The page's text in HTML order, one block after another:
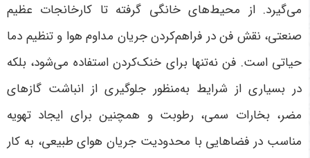
می‌گیرد. از محیط‌های خانگی گرفته تا کارخانجات عظیم
صنعتی، نقش فن در فراهم‌کردن جریان مداوم هوا و تنظیم دما
حیاتی است. فن نه‌تنها برای خنک‌کردن استفاده می‌شود، بلکه
در بسیاری از شرایط به‌منظور جلوگیری از انباشت گازهای
مضر، بخارات سمی، رطوبت و همچنین برای ایجاد تهویه
مناسب در فضاهایی با محدودیت جریان هوای طبیعی، به کار